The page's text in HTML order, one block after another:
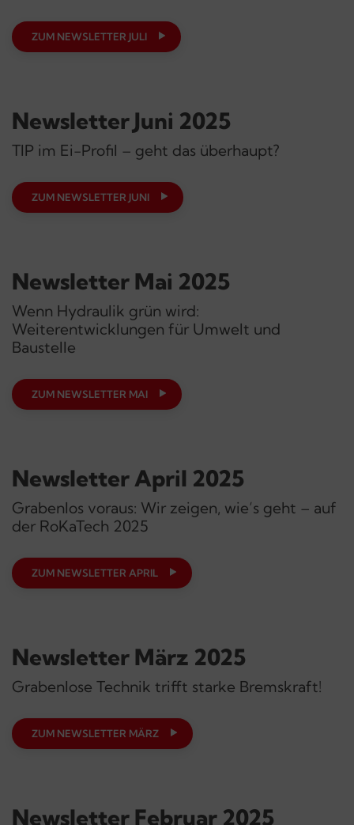
ZUM NEWSLETTER JULI
Newsletter Juni 2025
TIP im Ei-Profil – geht das überhaupt?
ZUM NEWSLETTER JUNI
Newsletter Mai 2025
Wenn Hydraulik grün wird:
Weiterentwicklungen für Umwelt und
Baustelle
ZUM NEWSLETTER MAI
Newsletter April 2025
Grabenlos voraus: Wir zeigen, wie’s geht – auf
der RoKaTech 2025
ZUM NEWSLETTER APRIL
Newsletter März 2025
Grabenlose Technik trifft starke Bremskraft!
ZUM NEWSLETTER MÄRZ
Newsletter Februar 2025